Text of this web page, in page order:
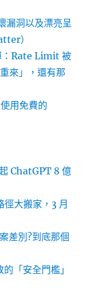
漏洞以及漂亮呈
）
：Rate Limit 被
來」，還有那
用免費的
ChatGPT 8 億
大搬家，3 月
差別?到底那個
「安全門檻」